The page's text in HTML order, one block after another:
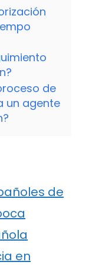
de
un agente
de
en